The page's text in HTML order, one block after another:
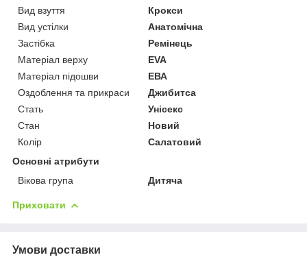
Вид взуття
Крокси
Вид устілки
Анатомічна
Застібка
Ремінець
Матеріал верху
EVA
Матеріал підошви
ЕВА
Оздоблення та прикраси
Джибитса
Стать
Унісекс
Стан
Новий
Колір
Салатовий
Основні атрибути
Вікова група
Дитяча
Приховати
Умови доставки